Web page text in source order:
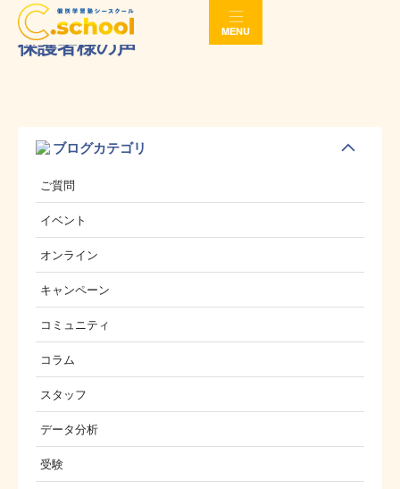
MENU
保護者様の声
ブログカテゴリ
ご質問
イベント
オンライン
キャンペーン
コミュニティ
コラム
スタッフ
データ分析
受験